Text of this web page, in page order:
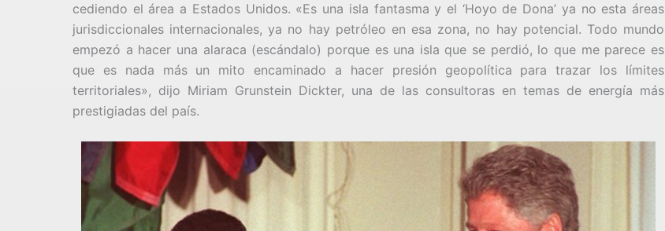
cediendo el área a Estados Unidos. «Es una isla fantasma y el ‘Hoyo de Dona’ ya no esta áreas
jurisdiccionales internacionales, ya no hay petróleo en esa zona, no hay potencial. Todo mundo
empezó a hacer una alaraca (escándalo) porque es una isla que se perdió, lo que me parece es
que es nada más un mito encaminado a hacer presión geopolítica para trazar los límites
territoriales», dijo Miriam Grunstein Dickter, una de las consultoras en temas de energía más
prestigiadas del país.